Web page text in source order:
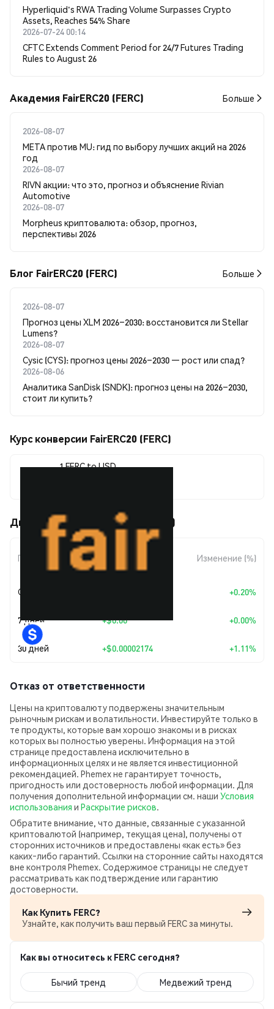
Hyperliquid's RWA Trading Volume Surpasses Crypto
Assets, Reaches 54% Share
2026-07-24 00:14
CFTC Extends Comment Period for 24/7 Futures Trading
Rules to August 26
Академия FairERC20 (FERC) Больше
2026-08-07
META против MU: гид по выбору лучших акций на 2026
год
2026-08-07
RIVN акции: что это, прогноз и объяснение Rivian
Automotive
2026-08-07
Morpheus криптовалюта: обзор, прогноз,
перспективы 2026
Блог FairERC20 (FERC) Больше
2026-08-07
Прогноз цены XLM 2026–2030: восстановится ли Stellar
Lumens?
2026-08-07
Cysic (CYS): прогноз цены 2026–2030 — рост или спад?
2026-08-06
Аналитика SanDisk (SNDK): прогноз цены на 2026–2030,
стоит ли купить?
Курс конверсии FairERC20 (FERC)
1 FERC to USD
Движения цены FairERC20 (FERC)
Период Изменение (%)
Сегодня +0.20%
7 дней +$0.00 +0.00%
30 дней +$0.00002174 +1.11%
Отказ от ответственности
Цены на криптовалюту подвержены значительным
рыночным рискам и волатильности. Инвестируйте только в
те продукты, которые вам хорошо знакомы и в рисках
которых вы полностью уверены. Информация на этой
странице предоставлена исключительно в
информационных целях и не является инвестиционной
рекомендацией. Phemex не гарантирует точность,
пригодность или достоверность любой информации. Для
получения дополнительной информации см. наши Условия
использования и Раскрытие рисков.
Обратите внимание, что данные, связанные с указанной
криптовалютой (например, текущая цена), получены от
сторонних источников и предоставлены «как есть» без
каких‑либо гарантий. Ссылки на сторонние сайты находятся
вне контроля Phemex. Содержимое страницы не следует
рассматривать как подтверждение или гарантию
достоверности.
Как Купить FERC?
Узнайте, как получить ваш первый FERC за минуты.
Как вы относитесь к FERC сегодня?
Бычий тренд Медвежий тренд